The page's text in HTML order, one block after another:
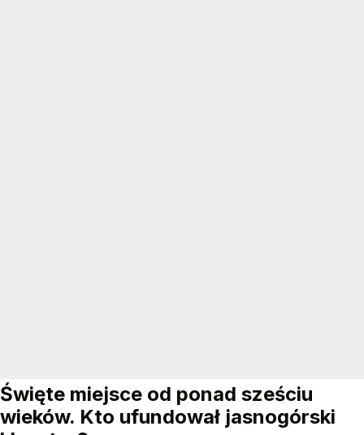
Święte miejsce od ponad sześciu
wieków. Kto ufundował jasnogórski